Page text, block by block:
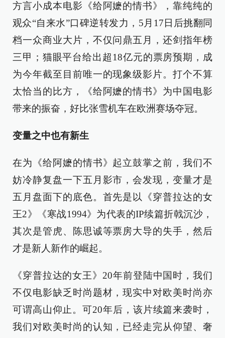
方言小成本电影《给阿嬷的情书》，靠纯纯的
观众“自来水”口碑逆转发力，5月17日后挑翻同
档一众商业大片，不仅问鼎五月，还剑指年榜
三甲；猫眼平台给出超18亿元的票房预期，成
为今年截至目前唯一的现象级影片。打个不算
太恰当的比方，《给阿嬷的情书》为中国电影
带来的振奋，好比张雪机车在欧洲赛场夺冠。
变量之中也有新生
在为《给阿嬷的情书》起立鼓掌之前，我们不
妨冷静复盘一下五月影市，会发现，变量才是
五月盘面下的底色。首先是以《穿普拉达的女
王2》《寒战1994》为代表的IP续篇折戟沉沙，
其次是管虎、陈思诚等票房大导的失手，然后
才是新人新作的崛起。
《穿普拉达的女王》20年前登陆中国时，我们
不仅电影缺乏时尚题材，现实中对欧美时尚亦
可谓高山仰止。可20年后，该片续篇来袭时，
我们对欧美时尚的认知，已经走完从仰望、奢